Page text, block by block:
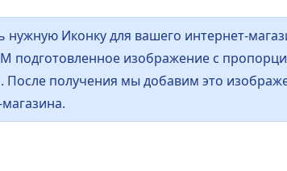
нужную Иконку для вашего интернет-
подготовленное изображение с
После получения мы добавим это